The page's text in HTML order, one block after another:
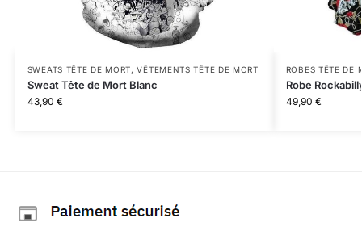
SWEATS TÊTE DE MORT,VÊTEMENTS TÊTE DE MORT
Sweat Tête de Mort Blanc
43,90 €
ROBES TÊTE DE
Robe
49,90 €